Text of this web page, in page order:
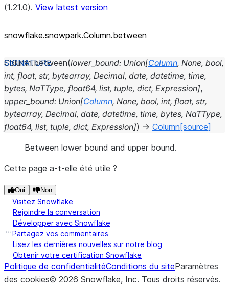
(1.21.0). View latest version
snowflake.snowpark.Column.between
Column.between(lower_bound: Union[Column, None, bool,
int, float, str, bytearray, Decimal, date, datetime, time,
bytes, NaTType, float64, list, tuple, dict, Expression],
upper_bound: Union[Column, None, bool, int, float, str,
bytearray, Decimal, date, datetime, time, bytes, NaTType,
float64, list, tuple, dict, Expression]) → Column [source]
Between lower bound and upper bound.
Cette page a-t-elle été utile ?
Oui Non
Visitez Snowflake
Rejoindre la conversation
Développer avec Snowflake
Partagez vos commentaires
Lisez les dernières nouvelles sur notre blog
Obtenir votre certification Snowflake
Politique de confidentialitéConditions du siteParamètres
des cookies© 2026 Snowflake, Inc. Tous droits réservés.